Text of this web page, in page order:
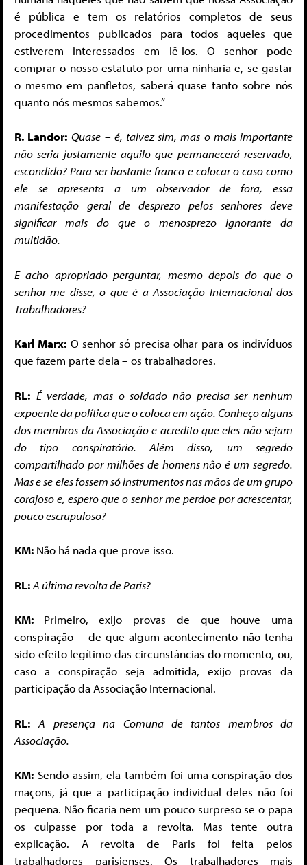
é pública e tem os relatórios completos de seus
procedimentos publicados para todos aqueles que
estiverem interessados em lê-los. O senhor pode
comprar o nosso estatuto por uma ninharia e, se gastar
o mesmo em panfletos, saberá quase tanto sobre nós
quanto nós mesmos sabemos.”
R. Landor: Quase – é, talvez sim, mas o mais importante
não seria justamente aquilo que permanecerá reservado,
escondido? Para ser bastante franco e colocar o caso como
ele se apresenta a um observador de fora, essa
manifestação geral de desprezo pelos senhores deve
significar mais do que o menosprezo ignorante da
multidão.
E acho apropriado perguntar, mesmo depois do que o
senhor me disse, o que é a Associação Internacional dos
Trabalhadores?
Karl Marx: O senhor só precisa olhar para os indivíduos
que fazem parte dela – os trabalhadores.
RL: É verdade, mas o soldado não precisa ser nenhum
expoente da política que o coloca em ação. Conheço alguns
dos membros da Associação e acredito que eles não sejam
do tipo conspiratório. Além disso, um segredo
compartilhado por milhões de homens não é um segredo.
Mas e se eles fossem só instrumentos nas mãos de um grupo
corajoso e, espero que o senhor me perdoe por acrescentar,
pouco escrupuloso?
KM: Não há nada que prove isso.
RL:A última revolta de Paris?
KM: Primeiro, exijo provas de que houve uma
conspiração – de que algum acontecimento não tenha
sido efeito legítimo das circunstâncias do momento, ou,
caso a conspiração seja admitida, exijo provas da
participação da Associação Internacional.
RL: A presença na Comuna de tantos membros da
Associação.
KM: Sendo assim, ela também foi uma conspiração dos
maçons, já que a participação individual deles não foi
pequena. Não ficaria nem um pouco sur­preso se o papa
os culpasse por toda a revolta. Mas tente outra
explicação. A revolta de Paris foi feita pelos
trabalhadores parisienses. Os trabalhadores mais